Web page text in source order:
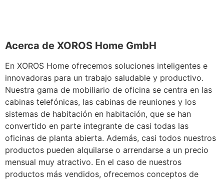
Acerca de XOROS Home GmbH
En XOROS Home ofrecemos soluciones inteligentes e
innovadoras para un trabajo saludable y productivo.
Nuestra gama de mobiliario de oficina se centra en las
cabinas telefónicas, las cabinas de reuniones y los
sistemas de habitación en habitación, que se han
convertido en parte integrante de casi todas las
oficinas de planta abierta. Además, casi todos nuestros
productos pueden alquilarse o arrendarse a un precio
mensual muy atractivo. En el caso de nuestros
productos más vendidos, ofrecemos conceptos de